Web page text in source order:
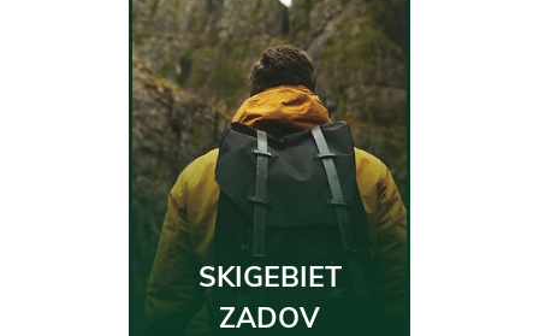
SKIGEBIET
ZADOV